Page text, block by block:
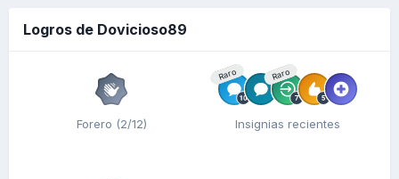
Logros de Dovicioso89
Forero (2/12)
Raro Raro
Insignias recientes